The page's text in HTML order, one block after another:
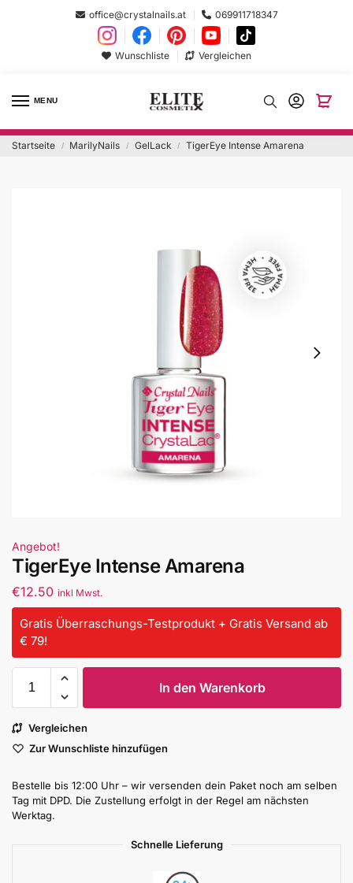
office@crystalnails.at 069911718347
Wunschliste Vergleichen
MENU
Startseite / MarilyNails / GelLack / TigerEye Intense Amarena
Angebot!
TigerEye Intense Amarena
€12.50 inkl Mwst.
Gratis Überraschungs-Testprodukt + Gratis Versand ab
€ 79!
In den Warenkorb
Vergleichen
Zur Wunschliste hinzufügen
Bestelle bis 12:00 Uhr – wir versenden dein Paket noch am selben
Tag mit DPD. Die Zustellung erfolgt in der Regel am nächsten
Werktag.
Schnelle Lieferung